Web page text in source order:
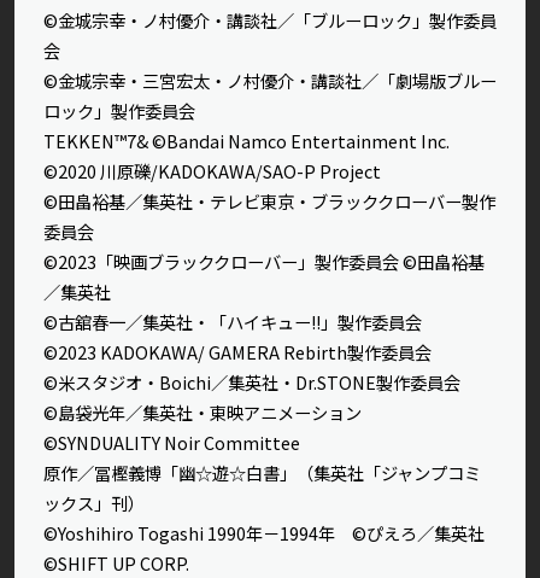
©金城宗幸・ノ村優介・講談社／「ブルーロック」製作委員
会
©金城宗幸・三宮宏太・ノ村優介・講談社／「劇場版ブルー
ロック」製作委員会
TEKKEN™7& ©Bandai Namco Entertainment Inc.
©2020 川原礫/KADOKAWA/SAO-P Project
©田畠裕基／集英社・テレビ東京・ブラッククローバー製作
委員会
©2023「映画ブラッククローバー」製作委員会 ©田畠裕基
／集英社
©古舘春一／集英社・「ハイキュー!!」製作委員会
©2023 KADOKAWA/ GAMERA Rebirth製作委員会
©米スタジオ・Boichi／集英社・Dr.STONE製作委員会
©島袋光年／集英社・東映アニメーション
©SYNDUALITY Noir Committee
原作／冨樫義博「幽☆遊☆白書」（集英社「ジャンプコミ
ックス」刊）
©Yoshihiro Togashi 1990年－1994年 ©ぴえろ／集英社
©SHIFT UP CORP.